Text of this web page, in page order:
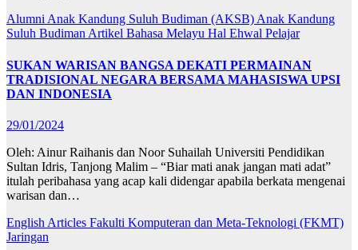
Alumni Anak Kandung Suluh Budiman (AKSB)Anak Kandung
Suluh BudimanArtikel Bahasa Melayu Hal Ehwal Pelajar
SUKAN WARISAN BANGSA DEKATI PERMAINAN
TRADISIONAL NEGARA BERSAMA MAHASISWA UPSI
DAN INDONESIA
29/01/2024
Oleh: Ainur Raihanis dan Noor Suhailah Universiti Pendidikan
Sultan Idris, Tanjong Malim – “Biar mati anak jangan mati adat”
itulah peribahasa yang acap kali didengar apabila berkata mengenai
warisan dan…
English Articles Fakulti Komputeran dan Meta-Teknologi (FKMT)
Jaringan